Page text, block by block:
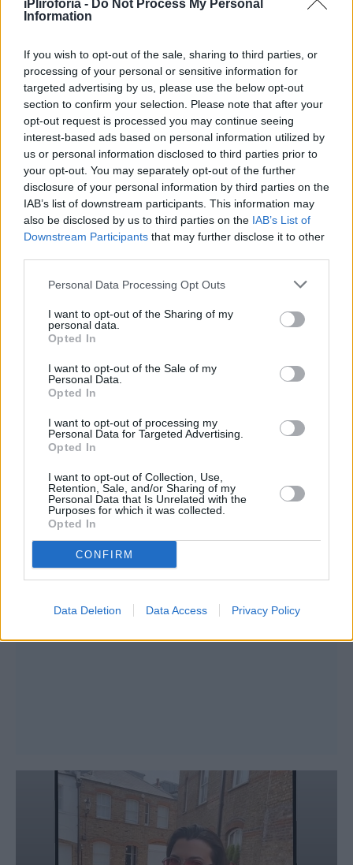
iPliroforia - Do Not Process My Personal
Information
If you wish to opt-out of the sale, sharing to third parties, or
processing of your personal or sensitive information for
targeted advertising by us, please use the below opt-out
section to confirm your selection. Please note that after your
opt-out request is processed you may continue seeing
interest-based ads based on personal information utilized by
us or personal information disclosed to third parties prior to
your opt-out. You may separately opt-out of the further
disclosure of your personal information by third parties on the
IAB’s list of downstream participants. This information may
also be disclosed by us to third parties on the IAB’s List of
Downstream Participants that may further disclose it to other
Personal Data Processing Opt Outs
I want to opt-out of the Sharing of my
personal data.
Opted In
I want to opt-out of the Sale of my
Personal Data.
Opted In
I want to opt-out of processing my
Personal Data for Targeted Advertising.
Opted In
I want to opt-out of Collection, Use,
Retention, Sale, and/or Sharing of my
Personal Data that Is Unrelated with the
Purposes for which it was collected.
Opted In
CONFIRM
Data Deletion Data Access Privacy Policy
αθλητισμός. Παίζει ρόλο κι η περιοχή που
μεγάλωσα και κάποια κουτάκια πρέπει να
σπάνε».
Ο Βασίλης Μίχας έχει μεγάλη αδυναμία στις
γυναίκες της ζωής του, οι οποίες είναι πάντα
στο πλευρό του και τον στηρίζουν σε κάθε
του βήμα, ενώ όπως θα δείτε στη συνέχεια, η
ομορφιά είναι μάλλον κληρονομική στην
οικογένεια, καθώς μητέρα και αδερφή είναι